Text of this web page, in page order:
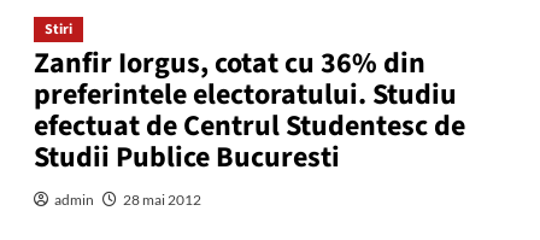
Stiri
Zanfir Iorgus, cotat cu 36% din
preferintele electoratului. Studiu
efectuat de Centrul Studentesc de
Studii Publice Bucuresti
admin 28 mai 2012